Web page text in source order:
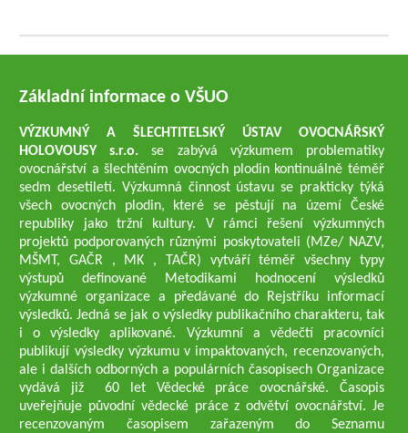
Základní informace o VŠUO
VÝZKUMNÝ A ŠLECHTITELSKÝ ÚSTAV OVOCNÁŘSKÝ
HOLOVOUSY s.r.o.se zabývá výzkumem problematiky
ovocnářství a šlechtěním ovocných plodin kontinuálně téměř
sedm desetiletí. Výzkumná činnost ústavu se prakticky týká
všech ovocných plodin, které se pěstují na území České
republiky jako tržní kultury. V rámci řešení výzkumných
projektů podporovaných různými poskytovateli (MZe/ NAZV,
MŠMT, GAČR , MK , TAČR) vytváří téměř všechny typy
výstupů definované Metodikami hodnocení výsledků
výzkumné organizace a předávané do Rejstříku informací
výsledků. Jedná se jak o výsledky publikačního charakteru, tak
i o výsledky aplikované. Výzkumní a vědečtí pracovníci
publikují výsledky výzkumu v impaktovaných, recenzovaných,
ale i dalších odborných a populárních časopisech Organizace
vydává již 60 let Vědecké práce ovocnářské. Časopis
uveřejňuje původní vědecké práce z odvětví ovocnářství. Je
recenzovaným časopisem zařazeným do Seznamu